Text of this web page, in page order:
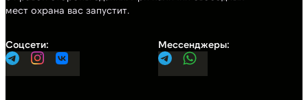
мест охрана вас запустит.